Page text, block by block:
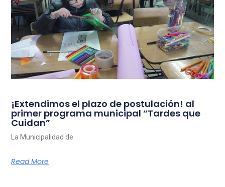
¡Extendimos el plazo de postulación! al
primer programa municipal “Tardes que
Cuidan”
La Municipalidad de
Read More